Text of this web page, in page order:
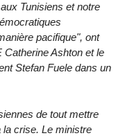
Tunisiens et notre
pacifique", ont
Catherine Ashton et le
Stefan Fuele dans un
de tout mettre
la crise. Le ministre